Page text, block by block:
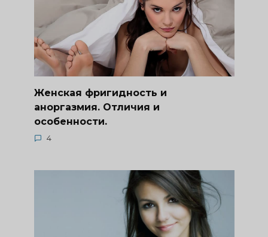
Женская фригидность и
аноргазмия. Отличия и
особенности.
4